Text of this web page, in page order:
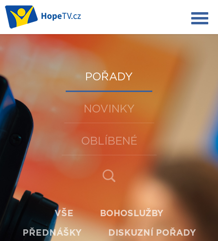
POŘADY
NOVINKY
OBLÍBENÉ
VŠE BOHOSLUŽBY
PŘEDNÁŠKY DISKUZNÍ POŘADY